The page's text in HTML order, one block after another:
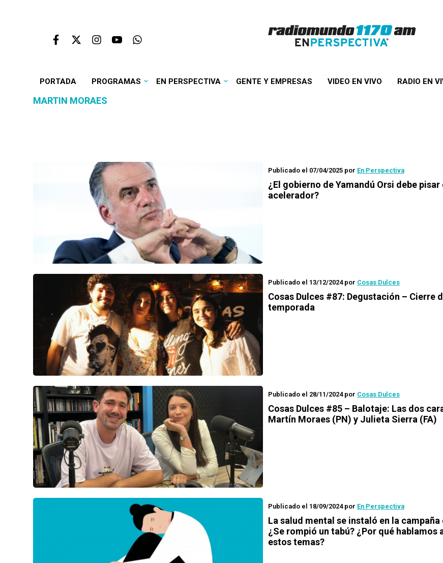
PORTADA PROGRAMAS EN PERSPECTIVA GENTE Y EMPRESAS VIDEO EN VIVO RADIO EN
MARTIN MORAES
Publicado el 07/04/2025 por En Perspectiva
¿El gobierno de Yamandú Orsi debe pisar
acelerador?
Publicado el 13/12/2024por Cosas Dulces
Cosas Dulces #87: Degustación – Cierre
temporada
Publicado el 28/11/2024por Cosas Dulces
Cosas Dulces #85 – Balotaje: Las dos
Martín Moraes (PN) y Julieta Sierra (FA)
Publicado el 18/09/2024por En Perspectiva
La salud mental se instaló en la
¿Se rompió un tabú? ¿Por qué hablamos
estos temas?